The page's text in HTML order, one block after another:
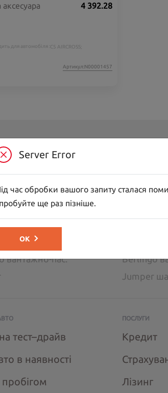
аксесуара 4 392.28
для автомобіля : C5 AIRCROSS;
Артикул:N00001457
C3
C5 Aircross
пасажирський
автомобілі
вантажно-пас. Berlingo
Jumper
тест–драйв
в наявності
ПОСЛУГИ
Кредит
Лізинг
Server Error
час обробки вашого запиту сталася
ще раз пізніше.
ОК